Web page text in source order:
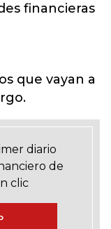
financieras
que vayan a
diario
de
clic